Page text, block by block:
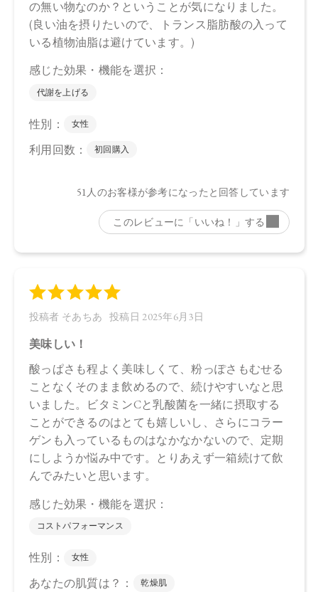
●パッケージのリニューアル等の理由により、成分・処方が記
載と異なる場合がございます。
●予告なくパッケージ仕様が変更になる場合がございます。